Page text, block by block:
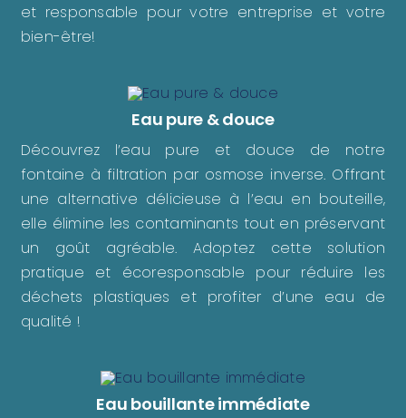
et responsable pour votre entreprise et votre
bien-être!
Eau pure & douce
Découvrez l’eau pure et douce de notre
fontaine à filtration par osmose inverse. Offrant
une alternative délicieuse à l’eau en bouteille,
elle élimine les contaminants tout en préservant
un goût agréable. Adoptez cette solution
pratique et écoresponsable pour réduire les
déchets plastiques et profiter d’une eau de
qualité !
Eau bouillante immédiate